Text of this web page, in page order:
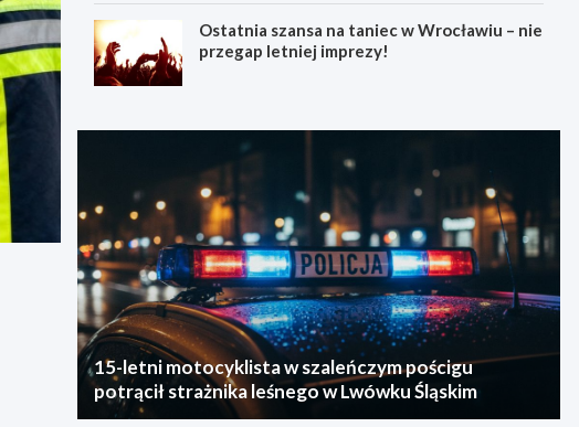
Ostatnia szansa na taniec w Wrocławiu – nie
przegap letniej imprezy!
15-letni motocyklista w szaleńczym pościgu
potrącił strażnika leśnego w Lwówku Śląskim